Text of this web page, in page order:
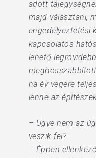
adott
majd választani,
engedélyeztetési
kapcsolatos
lehető
ha év végére
lenne az
– Ugye nem az
veszik fel?
– Éppen